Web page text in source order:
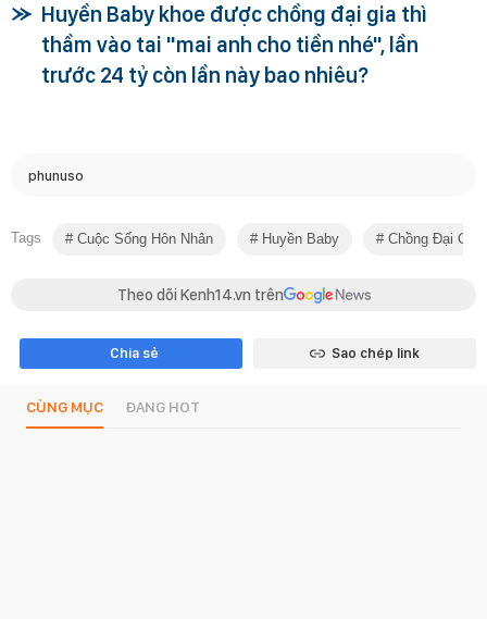
Huyền Baby khoe được chồng đại gia thì
thầm vào tai "mai anh cho tiền nhé", lần
trước 24 tỷ còn lần này bao nhiêu?
phunuso
Tags Cuộc Sống Hôn Nhân Huyền Baby Chồng Đại Gia
Theo dõi Kenh14.vn trên
Chia sẻ Sao chép link
CÙNG MỤC ĐANG HOT